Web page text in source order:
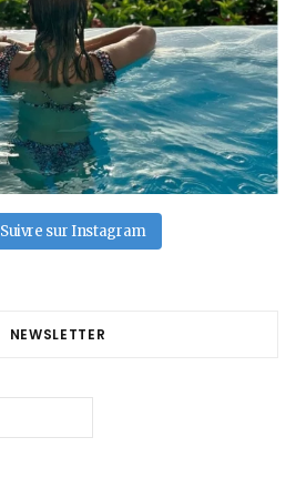
Suivre sur Instagram
NEWSLETTER